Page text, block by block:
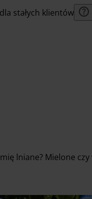
dla stałych klientów
lniane? Mielone